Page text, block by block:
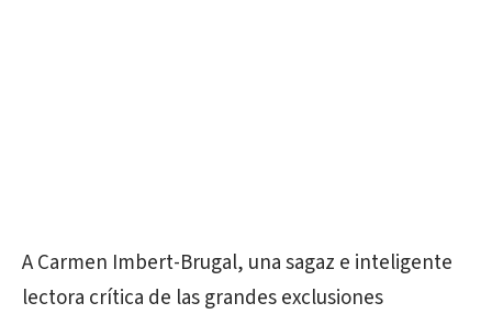
A Carmen Imbert-Brugal, una sagaz e inteligente
lectora crítica de las grandes exclusiones